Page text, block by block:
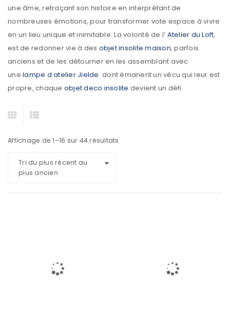
une âme, retraçant son histoire en interprétant de
nombreuses émotions, pour transformer vote espace à vivre
en un lieu unique et inimitable. La volonté de l’ Atelier du Loft,
est de redonner vie à des objet insolite maison, parfois
anciens et de les détourner en les assemblant avec
une lampe d atelier Jielde dont émanent un vécu qui leur est
propre, chaque objet deco insolite devient un défi.
Affichage de 1–16 sur 44 résultats
Tri du plus récent au
plus ancien